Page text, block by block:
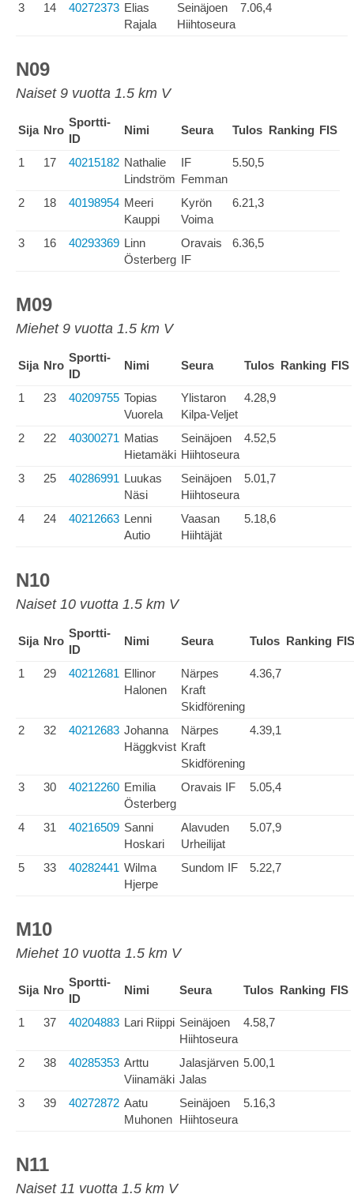
3 14 40272373 Elias
Rajala
Seinäjoen
Hiihtoseura
7.06,4
N09
Naiset 9 vuotta 1.5 km V
Sija Nro
Sportti-
ID
Nimi Seura Tulos Ranking FIS
1 17 40215182 Nathalie
Lindström
IF
Femman
5.50,5
2 18 40198954 Meeri
Kauppi
Kyrön
Voima
6.21,3
3 16 40293369 Linn
Österberg
Oravais
IF
6.36,5
M09
Miehet 9 vuotta 1.5 km V
Sija Nro
Sportti-
ID
Nimi Seura Tulos Ranking FIS
1 23 40209755 Topias
Vuorela
Ylistaron
Kilpa-Veljet
4.28,9
2 22 40300271 Matias
Hietamäki
Seinäjoen
Hiihtoseura
4.52,5
3 25 40286991 Luukas
Näsi
Seinäjoen
Hiihtoseura
5.01,7
4 24 40212663 Lenni
Autio
Vaasan
Hiihtäjät
5.18,6
N10
Naiset 10 vuotta 1.5 km V
Sija Nro
Sportti-
ID
Nimi Seura Tulos Ranking FIS
1 29 40212681 Ellinor
Halonen
Närpes
Kraft
Skidförening
4.36,7
2 32 40212683 Johanna
Häggkvist
Närpes
Kraft
Skidförening
4.39,1
3 30 40212260 Emilia
Österberg
Oravais IF 5.05,4
4 31 40216509 Sanni
Hoskari
Alavuden
Urheilijat
5.07,9
5 33 40282441 Wilma
Hjerpe
Sundom IF 5.22,7
M10
Miehet 10 vuotta 1.5 km V
Sija Nro
Sportti-
ID
Nimi Seura Tulos Ranking FIS
1 37 40204883 Lari Riippi Seinäjoen
Hiihtoseura
4.58,7
2 38 40285353 Arttu
Viinamäki
Jalasjärven
Jalas
5.00,1
3 39 40272872 Aatu
Muhonen
Seinäjoen
Hiihtoseura
5.16,3
N11
Naiset 11 vuotta 1.5 km V